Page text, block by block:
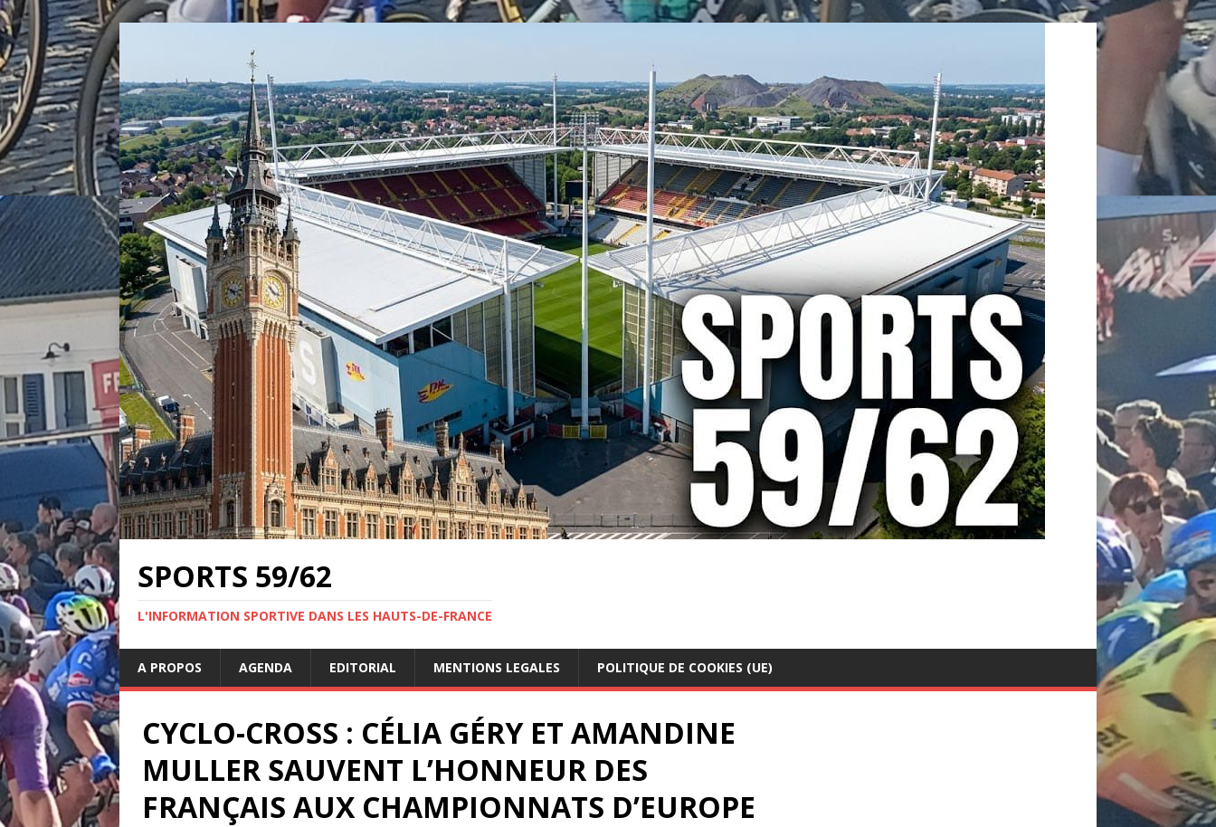
SPORTS 59/62
L'INFORMATION SPORTIVE DANS LES HAUTS-DE-FRANCE
A PROPOS AGENDA EDITORIAL MENTIONS LEGALES POLITIQUE DE COOKIES (UE)
CYCLO-CROSS : CÉLIA GÉRY ET AMANDINE
MULLER SAUVENT L’HONNEUR DES
FRANÇAIS AUX CHAMPIONNATS D’EUROPE